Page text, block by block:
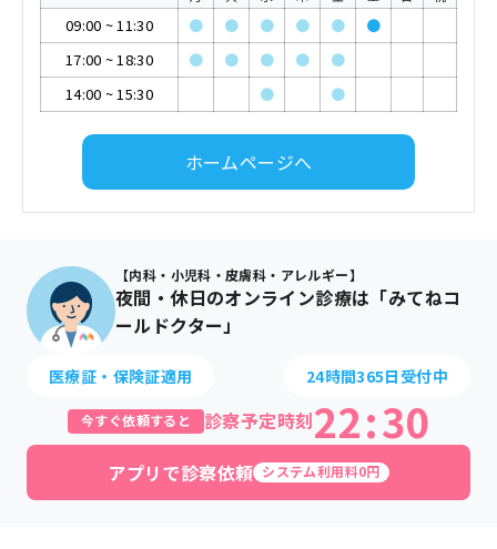
09:00 ~11:30 ● ● ● ● ●
●
17:00 ~18:30 ● ● ● ●
●
14:00 ~15:30 ● ●
ホームページへ
【内科・小児科・皮膚科・アレルギー】
夜間・休日のオンライン診療は「みてねコ
ールドクター」
医療証・保険証適用 24時間365日受付中
今すぐ依頼すると 診察予定時刻22:30
アプリで診察依頼 システム利用料0円